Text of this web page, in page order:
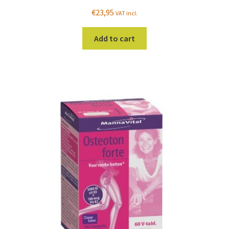
€23,95 VAT incl.
Add to cart